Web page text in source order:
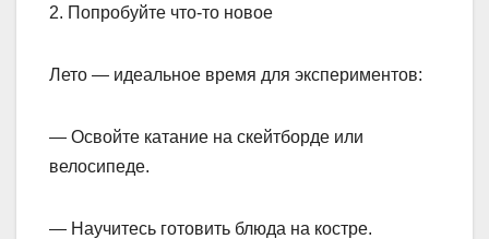
2. Попробуйте что-то новое
Лето — идеальное время для экспериментов:
— Освойте катание на скейтборде или
велосипеде.
— Научитесь готовить блюда на костре.